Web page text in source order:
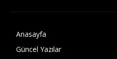
Anasayfa
Güncel Yazılar